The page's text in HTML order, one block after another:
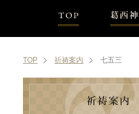
TOP 祈祷案内 七五三